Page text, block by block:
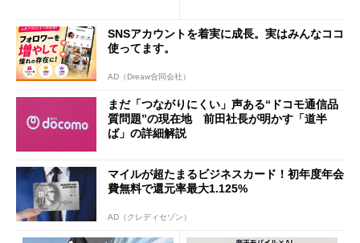
SNSアカウントを着実に成長。実はみんなココ
使ってます。
AD（Dreaw合同会社）
まだ「つながりにくい」声ある“ドコモ通信品
質問題”の現在地 前田社長が明かす「道半
ば」の詳細解説
マイルが超たまるビジネスカード！初年度年会
費無料で還元率最大1.125%
AD（クレディセゾン）